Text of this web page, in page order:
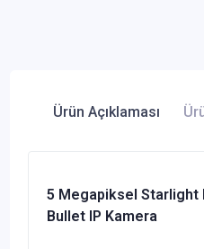
Ürün Açıklaması
5 Megapiksel Starlight
Bullet IP Kamera